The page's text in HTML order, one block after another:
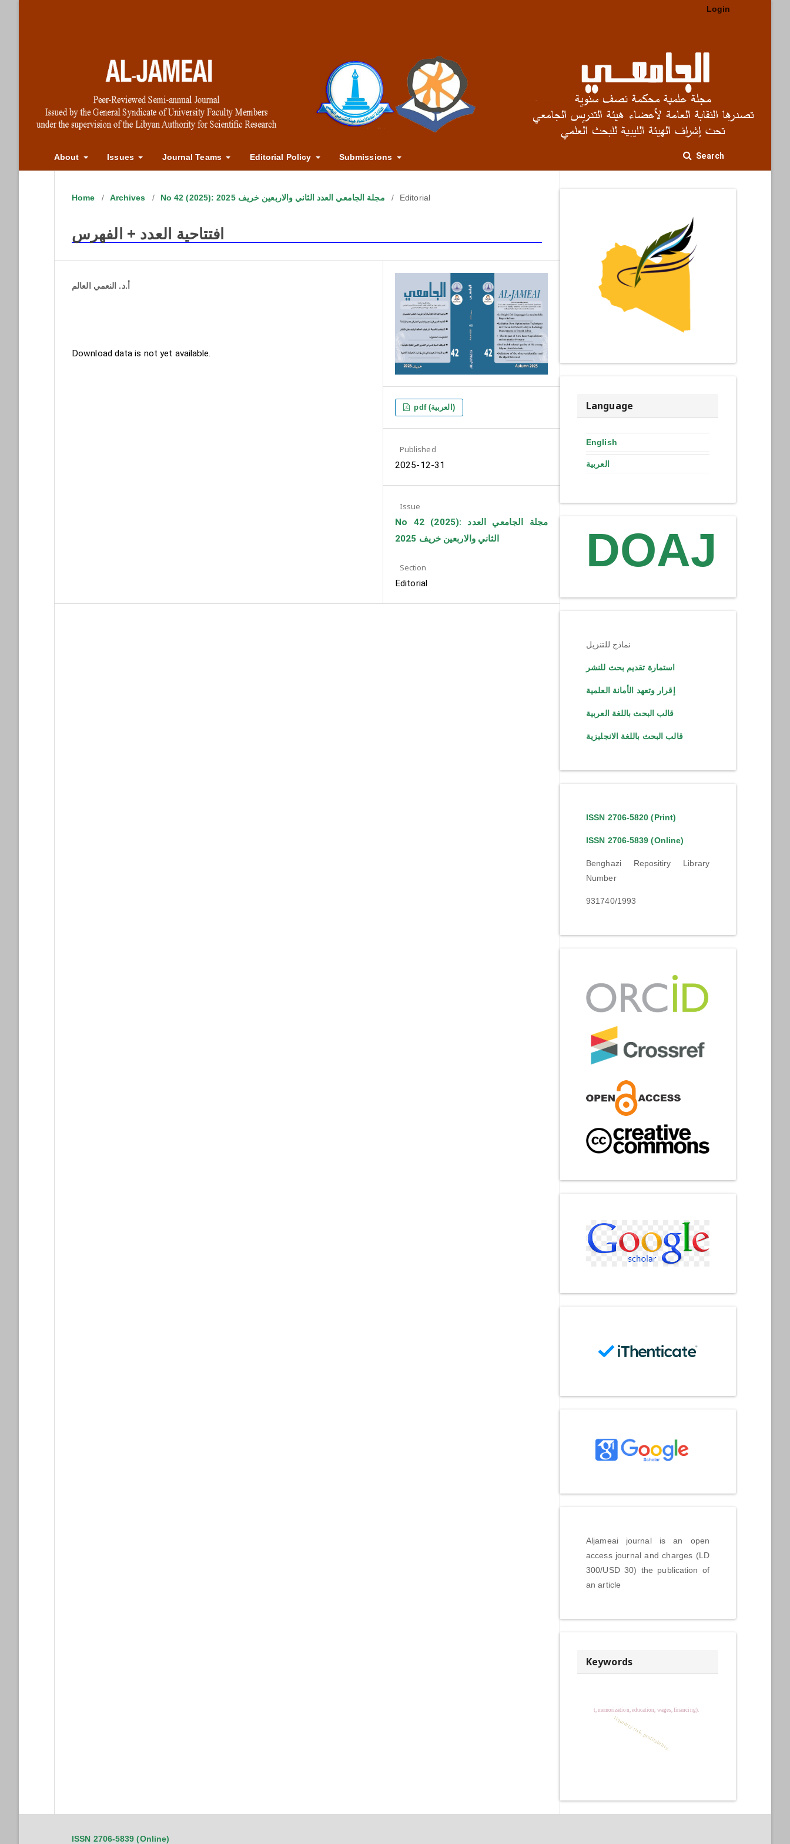
About Issues Journal Teams Editorial Policy Submissions Search
Login
Home / Archives / No 42 (2025): مجلة الجامعي العدد الثاني والاربعين خريف 2025 / Editorial
افتتاحية العدد + الفهرس
أ.د. النعمي العالم
Download data is not yet available.
pdf (العربية)
Published
2025-12-31
Issue
No 42 (2025): مجلة الجامعي العدد
الثاني والاربعين خريف 2025
Section
Editorial
Language
English
العربية
DOAJ
نماذج للتنزيل
استمارة تقديم بحث للنشر
إقرار وتعهد الأمانة العلمية
قالب البحث باللغة العربية
قالب البحث باللغة الانجليزية
ISSN 2706-5820 (Print)
ISSN 2706-5839 (Online)
Benghazi Repositiry Library
Number
931740/1993
Aljameai journal is an open
access journal and charges (LD
300/USD 30) the publication of
an article
Keywords
t, memorization, education, wages, financing).
liquidity risk, profitability.
ISSN 2706-5839 (Online)